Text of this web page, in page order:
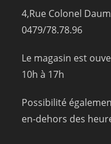
4,Rue Colonel
0479/78.78.96
Le magasin est
10h à 17h
Possibilité
en-dehors des